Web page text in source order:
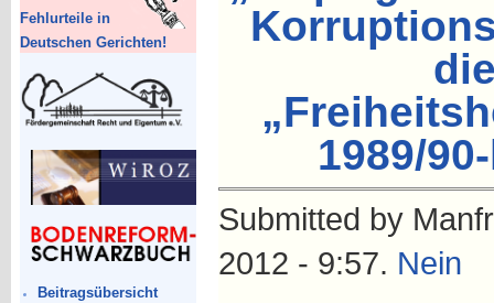
Fehlurteile in
Deutschen Gerichten!
Beitragsübersicht
1989/
Submitted by
2012 - 9:57. Nein